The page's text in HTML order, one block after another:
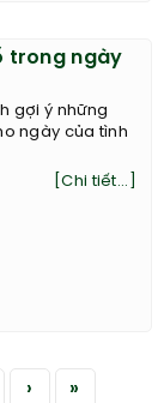
trong ngày
gợi ý những
ngày của tình
[Chi tiết...]
› »